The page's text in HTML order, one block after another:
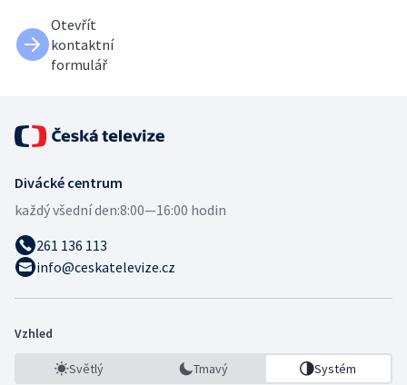
Otevřít
kontaktní
formulář
Divácké centrum
každý všední den:8:00—16:00 hodin
261 136 113
info@ceskatelevize.cz
Vzhled
Světlý Tmavý Systém